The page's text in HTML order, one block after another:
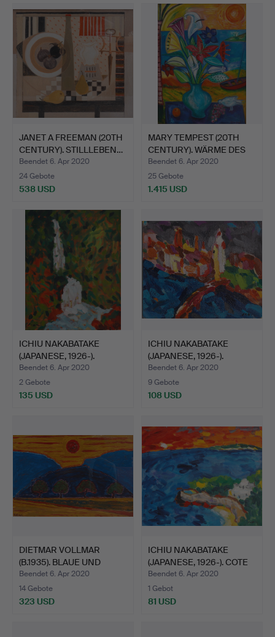
JANET A FREEMAN (20TH
CENTURY). STILLLEBEN…
Beendet 6. Apr 2020
24 Gebote
538 USD
MARY TEMPEST (20TH
CENTURY). WÄRME DES
TAG…
Beendet 6. Apr 2020
25 Gebote
1.415 USD
ICHIU NAKABATAKE
(JAPANESE, 1926-).
WASSER…
Beendet 6. Apr 2020
2 Gebote
135 USD
ICHIU NAKABATAKE
(JAPANESE, 1926-).
STADTB…
Beendet 6. Apr 2020
9 Gebote
108 USD
DIETMAR VOLLMAR
(B.1935). BLAUE UND
ORANGE…
Beendet 6. Apr 2020
14 Gebote
323 USD
ICHIU NAKABATAKE
(JAPANESE, 1926-). COTE
D…
Beendet 6. Apr 2020
1 Gebot
81 USD